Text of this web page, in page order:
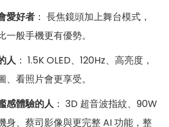
愛好者 ： 長焦鏡頭加上舞台模式，
般手機更有優勢。
人： 1.5K OLED、120Hz、高亮度，
看照片會更享受。
感體驗的人： 3D 超音波指紋、90W
身、蔡司影像與更完整 AI 功能，整